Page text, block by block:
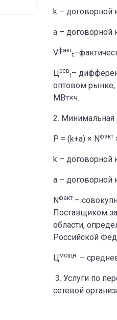
k – договорной
a – договорной
Vфакт
t
Црсв
t–
оптовом рынке,
МВт×ч.
2. Минимальная
P = (k+a) × Nфакт
k – договорной
a – договорной
Nфакт–
Поставщиком
области,
Российской
Цмощн. –
3. Услуги по
сетевой